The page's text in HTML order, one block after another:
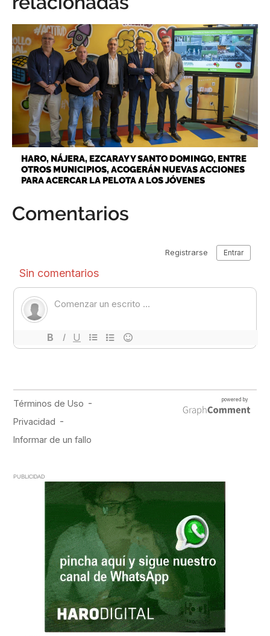
HARO, NÁJERA, EZCARAY Y SANTO DOMINGO, ENTRE
OTROS MUNICIPIOS, ACOGERÁN NUEVAS ACCIONES
PARA ACERCAR LA PELOTA A LOS JÓVENES
Comentarios
PUBLICIDAD